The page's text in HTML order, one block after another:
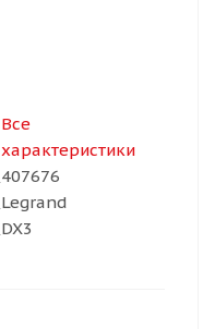
Все
характеристики
407676
Legrand
DX3